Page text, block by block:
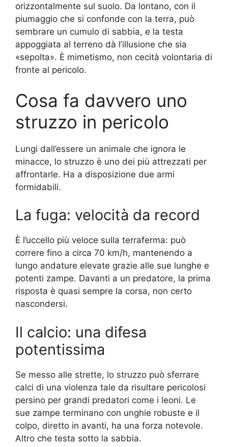
orizzontalmente sul suolo. Da lontano, con il
piumaggio che si confonde con la terra, può
sembrare un cumulo di sabbia, e la testa
appoggiata al terreno dà l’illusione che sia
«sepolta». È mimetismo, non cecità volontaria di
fronte al pericolo.
Cosa fa davvero uno
struzzo in pericolo
Lungi dall’essere un animale che ignora le
minacce, lo struzzo è uno dei più attrezzati per
affrontarle. Ha a disposizione due armi
formidabili.
La fuga: velocità da record
È l’uccello più veloce sulla terraferma: può
correre fino a circa 70 km/h, mantenendo a
lungo andature elevate grazie alle sue lunghe e
potenti zampe. Davanti a un predatore, la prima
risposta è quasi sempre la corsa, non certo
nascondersi.
Il calcio: una difesa
potentissima
Se messo alle strette, lo struzzo può sferrare
calci di una violenza tale da risultare pericolosi
persino per grandi predatori come i leoni. Le
sue zampe terminano con unghie robuste e il
colpo, diretto in avanti, ha una forza notevole.
Altro che testa sotto la sabbia.